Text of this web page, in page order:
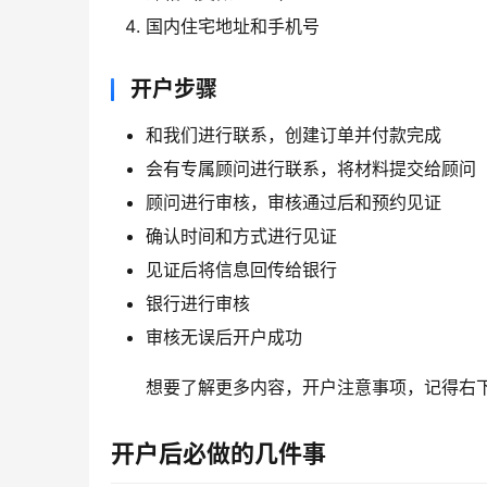
国内住宅地址和手机号
开户步骤
和我们进行联系，创建订单并付款完成
会有专属顾问进行联系，将材料提交给顾问
顾问进行审核，审核通过后和预约见证
确认时间和方式进行见证
见证后将信息回传给银行
银行进行审核
审核无误后开户成功
想要了解更多内容，开户注意事项，记得右
开户后必做的几件事